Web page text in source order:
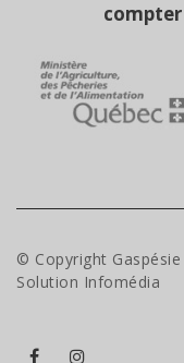
compter
© Copyright
Solution Infomédia